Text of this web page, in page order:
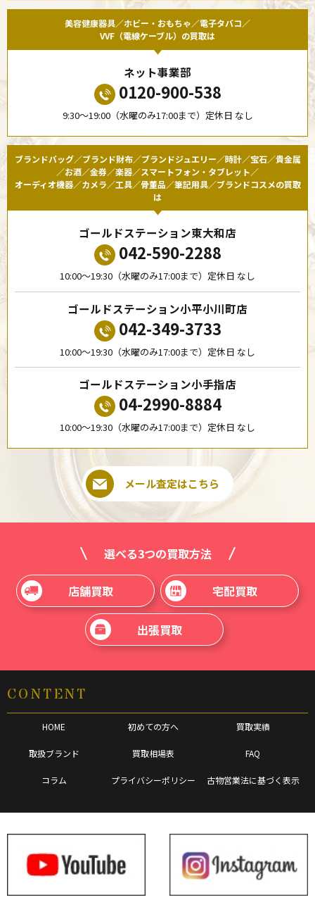
美容健康器具／ホビー・おもちゃ／電子タバコ／
VVF（電線ケーブル）の買取は
ネット事業部
0120-900-538
9:30〜19:00（水曜のみ17:00まで）定休日 なし
ブランドバッグ／ブランド財布／ブランドジュエリー／時計／宝石／貴金属
／お酒／金券／楽器／スマートフォン・タブレット／
オーディオ機器／カメラ／工具／骨董品／筆記用具／ブランドコスメの買取
は
ゴールドステーション東大和店
042-590-2288
10:00〜19:30（水曜のみ17:00まで）定休日 なし
ゴールドステーション小平小川町店
042-349-3733
10:00〜19:30（水曜のみ17:00まで）定休日 なし
ゴールドステーション小手指店
04-2990-8884
10:00〜19:30（水曜のみ17:00まで）定休日 なし
メール査定はこちら
選べる3つの買取方法
店舗買取 宅配買取
出張買取
CONTENT
HOME 初めての方へ 買取実績
取扱ブランド 買取相場表 FAQ
コラム プライバシーポリシー 古物営業法に基づく表示